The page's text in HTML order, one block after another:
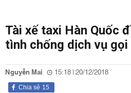
Tài xế taxi Hàn Quốc
tình chống dịch vụ gọi
Nguyễn Mai 15:18 | 20/12/2018
15
Chia sẻ